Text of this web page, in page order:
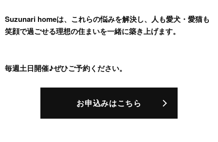
Suzunari homeは、これらの悩みを解決し、人も愛犬・愛猫も
笑顔で過ごせる理想の住まいを一緒に築き上げます。
毎週土日開催♪ぜひご予約ください。
お申込みはこちら